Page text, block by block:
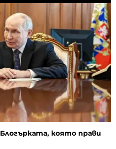
която прави